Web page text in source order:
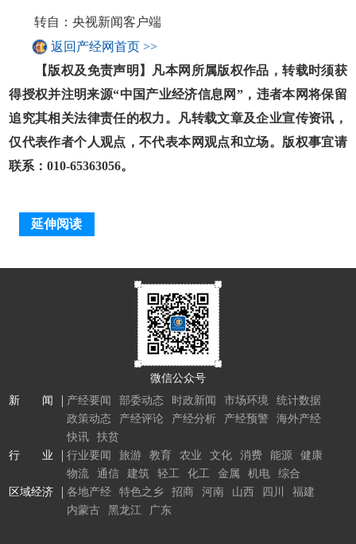
转自：央视新闻客户端
返回产经网首页 >>
【版权及免责声明】凡本网所属版权作品，转载时须获
得授权并注明来源“中国产业经济信息网”，违者本网将保留
追究其相关法律责任的权力。凡转载文章及企业宣传资讯，
仅代表作者个人观点，不代表本网观点和立场。版权事宜请
联系：010-65363056。
延伸阅读
微信公众号
新 闻
产经要闻 部委动态 时政新闻 市场环境
统计数据
政策动态
产经评论 产经分析 产经预警
海外产经
快讯
扶贫
行 业
行业要闻 旅游 教育 农业 文化 消费 能源
健康
物流
通信 建筑 轻工 化工 金属 机电
综合
区域经济
各地产经 特色之乡 招商 河南 山西 四川
福建
内蒙古
黑龙江 广东